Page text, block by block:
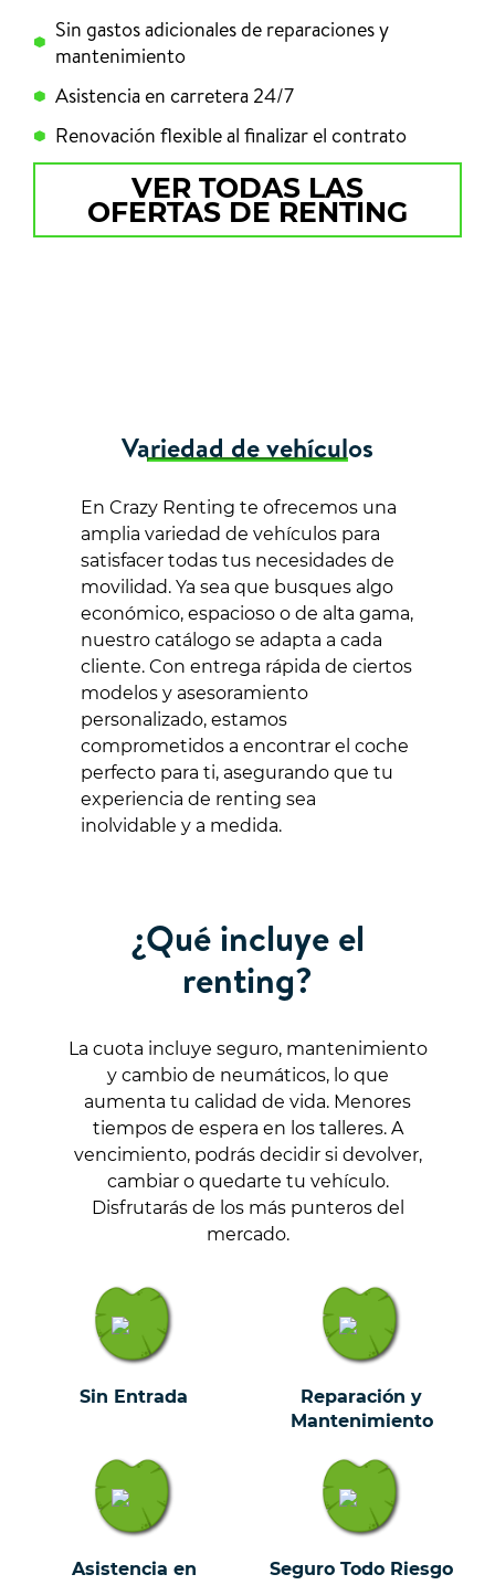
Sin gastos adicionales de reparaciones y
mantenimiento
Asistencia en carretera 24/7
Renovación flexible al finalizar el contrato
VER TODAS LAS
OFERTAS DE RENTING
Variedad de vehículos
En Crazy Renting te ofrecemos una
amplia variedad de vehículos para
satisfacer todas tus necesidades de
movilidad. Ya sea que busques algo
económico, espacioso o de alta gama,
nuestro catálogo se adapta a cada
cliente. Con entrega rápida de ciertos
modelos y asesoramiento
personalizado, estamos
comprometidos a encontrar el coche
perfecto para ti, asegurando que tu
experiencia de renting sea
inolvidable y a medida.
¿Qué incluye el
renting?
La cuota incluye seguro, mantenimiento
y cambio de neumáticos, lo que
aumenta tu calidad de vida. Menores
tiempos de espera en los talleres. A
vencimiento, podrás decidir si devolver,
cambiar o quedarte tu vehículo.
Disfrutarás de los más punteros del
mercado.
Sin Entrada
Reparación y
Mantenimiento
Asistencia en
Seguro Todo Riesgo